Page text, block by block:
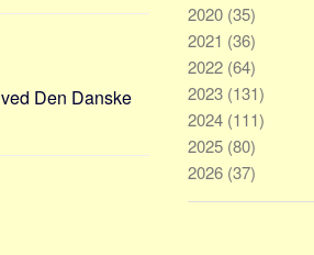
Den Danske
2020 (35)
2021 (36)
2022 (64)
2023 (131)
2024 (111)
2025 (80)
2026 (37)